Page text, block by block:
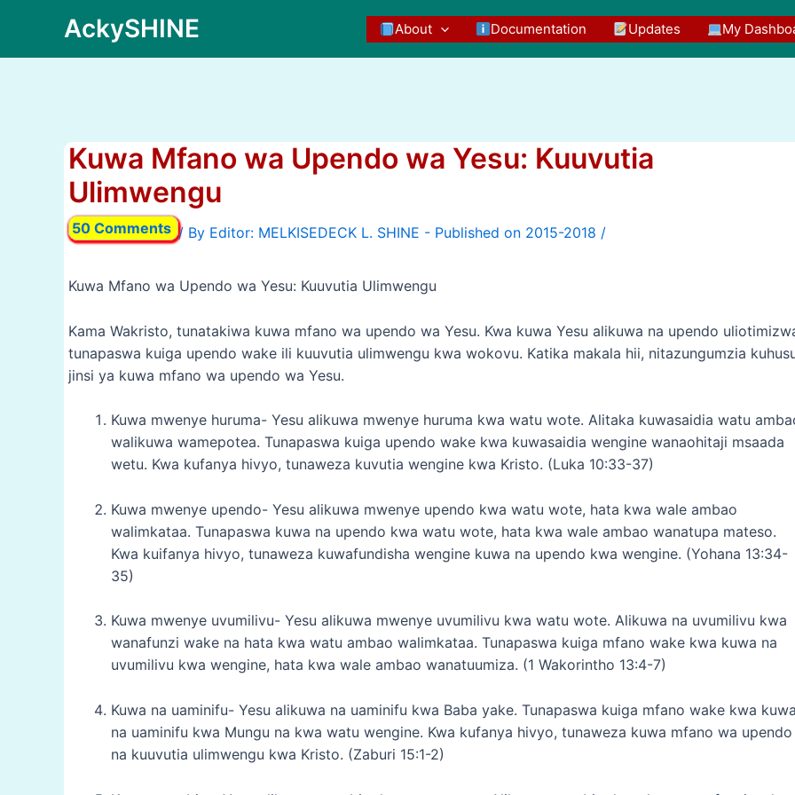
content
AckySHINE About Documentation Updates My
Kuwa Mfano wa Upendo wa Yesu: Kuuvutia
Ulimwengu
50 Comments / By /
Kuwa Mfano wa Upendo wa Yesu: Kuuvutia Ulimwengu
Kama Wakristo, tunatakiwa kuwa mfano wa upendo wa Yesu. Kwa kuwa Yesu alikuwa na upendo
tunapaswa kuiga upendo wake ili kuuvutia ulimwengu kwa wokovu. Katika makala hii, nitazungumzia
jinsi ya kuwa mfano wa upendo wa Yesu.
Kuwa mwenye huruma- Yesu alikuwa mwenye huruma kwa watu wote. Alitaka kuwasaidia watu
walikuwa wamepotea. Tunapaswa kuiga upendo wake kwa kuwasaidia wengine wanaohitaji msaada
wetu. Kwa kufanya hivyo, tunaweza kuvutia wengine kwa Kristo. (Luka 10:33-37)
Kuwa mwenye upendo- Yesu alikuwa mwenye upendo kwa watu wote, hata kwa wale ambao
walimkataa. Tunapaswa kuwa na upendo kwa watu wote, hata kwa wale ambao wanatupa mateso.
Kwa kuifanya hivyo, tunaweza kuwafundisha wengine kuwa na upendo kwa wengine. (Yohana 13:34-
35)
Kuwa mwenye uvumilivu- Yesu alikuwa mwenye uvumilivu kwa watu wote. Alikuwa na uvumilivu kwa
wanafunzi wake na hata kwa watu ambao walimkataa. Tunapaswa kuiga mfano wake kwa kuwa na
uvumilivu kwa wengine, hata kwa wale ambao wanatuumiza. (1 Wakorintho 13:4-7)
Kuwa na uaminifu- Yesu alikuwa na uaminifu kwa Baba yake. Tunapaswa kuiga mfano wake kwa
na uaminifu kwa Mungu na kwa watu wengine. Kwa kufanya hivyo, tunaweza kuwa mfano wa upendo
na kuuvutia ulimwengu kwa Kristo. (Zaburi 15:1-2)